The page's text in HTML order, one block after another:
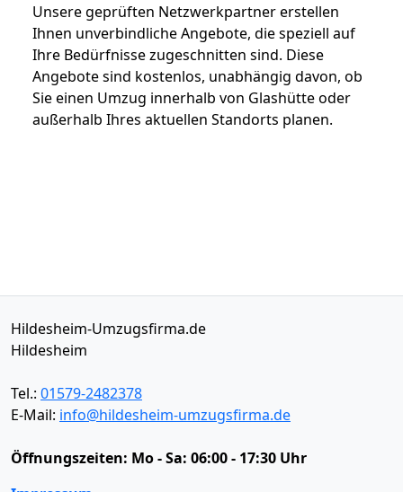
Unsere geprüften Netzwerkpartner erstellen
Ihnen unverbindliche Angebote, die speziell auf
Ihre Bedürfnisse zugeschnitten sind. Diese
Angebote sind kostenlos, unabhängig davon, ob
Sie einen Umzug innerhalb von Glashütte oder
außerhalb Ihres aktuellen Standorts planen.
Hildesheim-Umzugsfirma.de
Hildesheim
Tel.: 01579-2482378
E-Mail: info@hildesheim-umzugsfirma.de
Öffnungszeiten: Mo - Sa: 06:00 - 17:30 Uhr